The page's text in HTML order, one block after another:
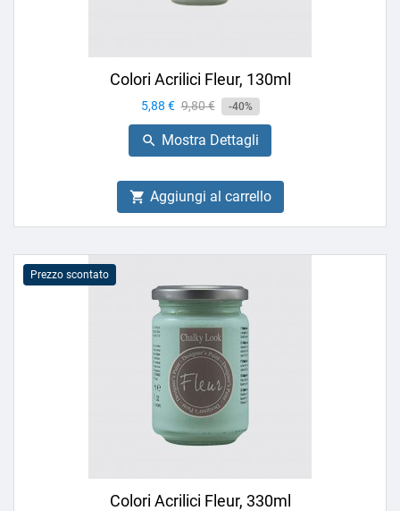
Colori Acrilici Fleur, 130ml
Prezzo
5,88 € Prezzo
base
9,80 € -40%
 Mostra Dettagli
 Aggiungi al carrello
Prezzo scontato
Colori Acrilici Fleur, 330ml